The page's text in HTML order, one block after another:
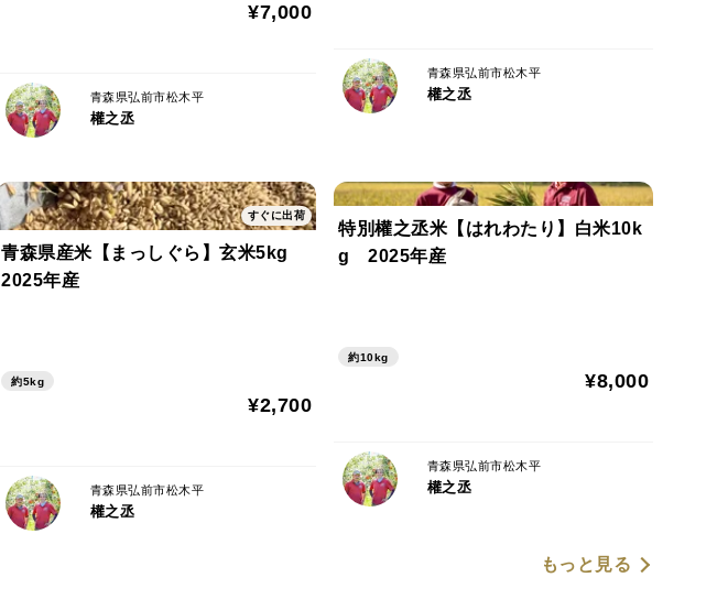
¥7,000
青森県弘前市松木平
權之丞
青森県弘前市松木平
權之丞
すぐに出荷
青森県産米【まっしぐら】玄米5kg
2025年産
約5kg
¥2,700
青森県弘前市松木平
權之丞
特別權之丞米【はれわたり】白米10k
g 2025年産
約10kg
¥8,000
青森県弘前市松木平
權之丞
もっと見る